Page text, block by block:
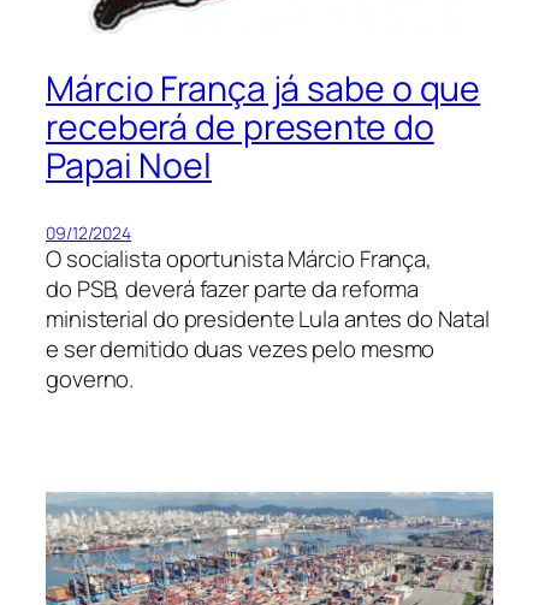
Márcio França já sabe o que
receberá de presente do
Papai Noel
09/12/2024
O socialista oportunista Márcio França,
do PSB, deverá fazer parte da reforma
ministerial do presidente Lula antes do Natal
e ser demitido duas vezes pelo mesmo
governo.